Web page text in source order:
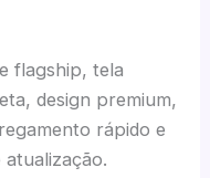
flagship, tela
design premium,
rápido e
atualização.